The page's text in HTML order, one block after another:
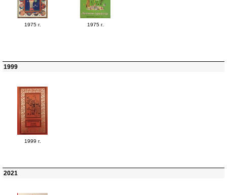
1975 г. 1975 г.
1999
1999 г.
2021